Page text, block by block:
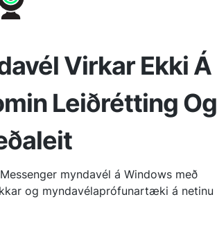
Virkar Ekki Á
Leiðrétting Og
myndavél á Windows með
og myndavélaprófunartæki á netinu